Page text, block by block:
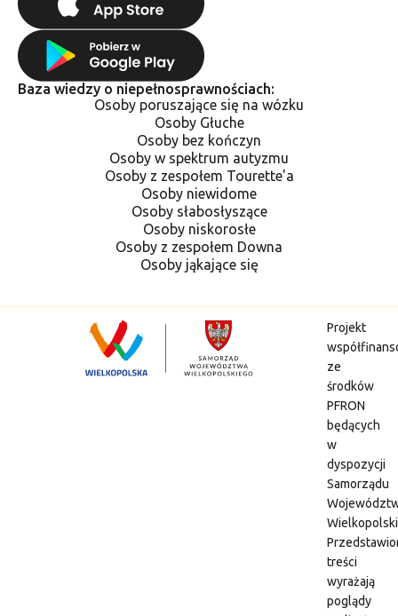
Baza wiedzy o niepełnosprawnościach:
Osoby poruszające się na wózku
Osoby Głuche
Osoby bez kończyn
Osoby w spektrum autyzmu
Osoby z zespołem Tourette'a
Osoby niewidome
Osoby słabosłyszące
Osoby niskorosłe
Osoby z zespołem Downa
Osoby jąkające się
Projekt
ze
środków
PFRON
będących
w
dyspozycji
Samorządu
treści
wyrażają
poglądy